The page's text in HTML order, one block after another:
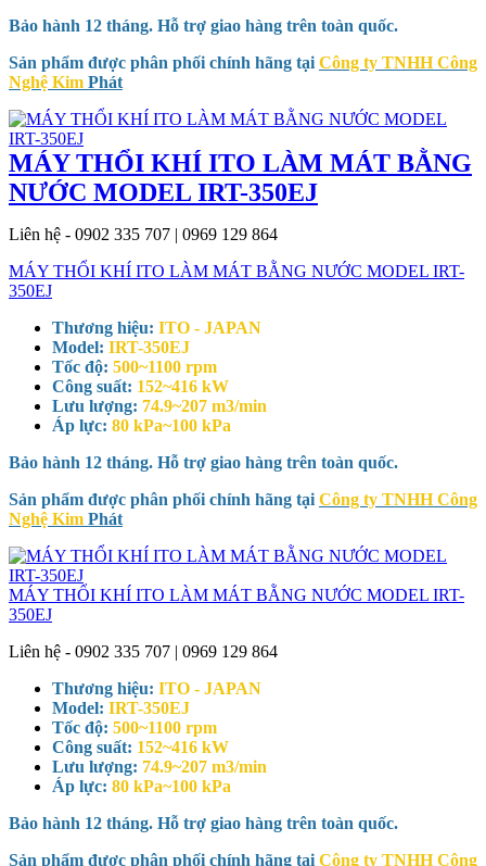
Bảo hành 12 tháng. Hỗ trợ giao hàng trên toàn quốc.
Sản phẩm được phân phối chính hãng tại Công ty TNHH Công
Nghệ Kim Phát
MÁY THỔI KHÍ ITO LÀM MÁT BẰNG
NƯỚC MODEL IRT-350EJ
Liên hệ - 0902 335 707 | 0969 129 864
MÁY THỔI KHÍ ITO LÀM MÁT BẰNG NƯỚC MODEL IRT-
350EJ
Thương hiệu: ITO - JAPAN
Model: IRT-350EJ
Tốc độ: 500~1100 rpm
Công suất: 152~416 kW
Lưu lượng: 74.9~207 m3/min
Áp lực: 80 kPa~100 kPa
Bảo hành 12 tháng. Hỗ trợ giao hàng trên toàn quốc.
Sản phẩm được phân phối chính hãng tại Công ty TNHH Công
Nghệ Kim Phát
MÁY THỔI KHÍ ITO LÀM MÁT BẰNG NƯỚC MODEL IRT-
350EJ
Liên hệ - 0902 335 707 | 0969 129 864
Thương hiệu: ITO - JAPAN
Model: IRT-350EJ
Tốc độ: 500~1100 rpm
Công suất: 152~416 kW
Lưu lượng: 74.9~207 m3/min
Áp lực: 80 kPa~100 kPa
Bảo hành 12 tháng. Hỗ trợ giao hàng trên toàn quốc.
Sản phẩm được phân phối chính hãng tại Công ty TNHH Công